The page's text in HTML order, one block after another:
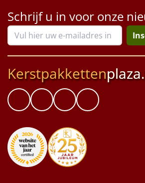
Schrijf u in voor onze
Kerstpakketten